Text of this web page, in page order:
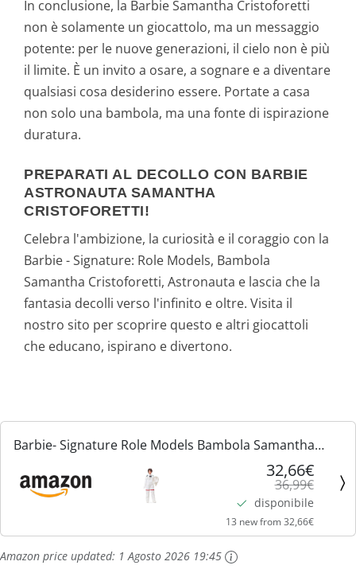
In conclusione, la Barbie Samantha Cristoforetti
non è solamente un giocattolo, ma un messaggio
potente: per le nuove generazioni, il cielo non è più
il limite. È un invito a osare, a sognare e a diventare
qualsiasi cosa desiderino essere. Portate a casa
non solo una bambola, ma una fonte di ispirazione
duratura.
PREPARATI AL DECOLLO CON BARBIE
ASTRONAUTA SAMANTHA
CRISTOFORETTI!
Celebra l'ambizione, la curiosità e il coraggio con la
Barbie - Signature: Role Models, Bambola
Samantha Cristoforetti, Astronauta e lascia che la
fantasia decolli verso l'infinito e oltre. Visita il
nostro sito per scoprire questo e altri giocattoli
che educano, ispirano e divertono.
Barbie- Signature Role Models Bambola Samantha
Cristoforetti Astronauta ESA, da 29,2Cm Castana e
Articolata con Casco e Tuta Spaziale Realistica,
32,66€
36,99€
disponibile
13 new from 32,66€
Amazon price updated: 1 Agosto 2026 19:45